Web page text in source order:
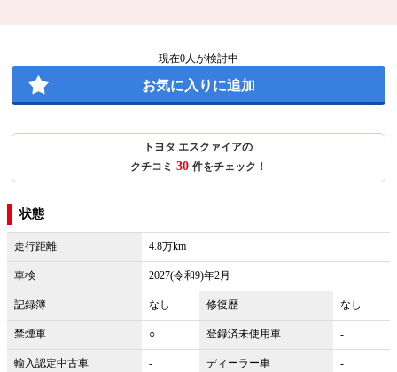
現在0人が検討中
お気に入りに追加
トヨタ エスクァイアの
クチコミ 30 件をチェック！
状態
走行距離 4.8万km
車検 2027(令和9)年2月
記録簿 なし 修復歴 なし
禁煙車 ○ 登録済未使用車 -
輸入認定中古車 - ディーラー車 -